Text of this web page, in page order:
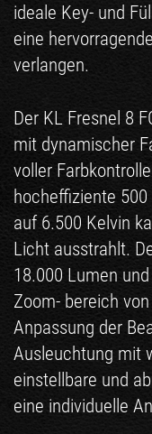
ideale Key- und
eine
verlangen.
Der KL Fresnel 8
mit dynamischer
voller
hocheffiziente 500
auf 6.500 Kelvin
Licht ausstrahlt.
18.000 Lumen
Zoom- bereich
Anpassung der
Ausleuchtung mit
einstellbare und
eine individuelle